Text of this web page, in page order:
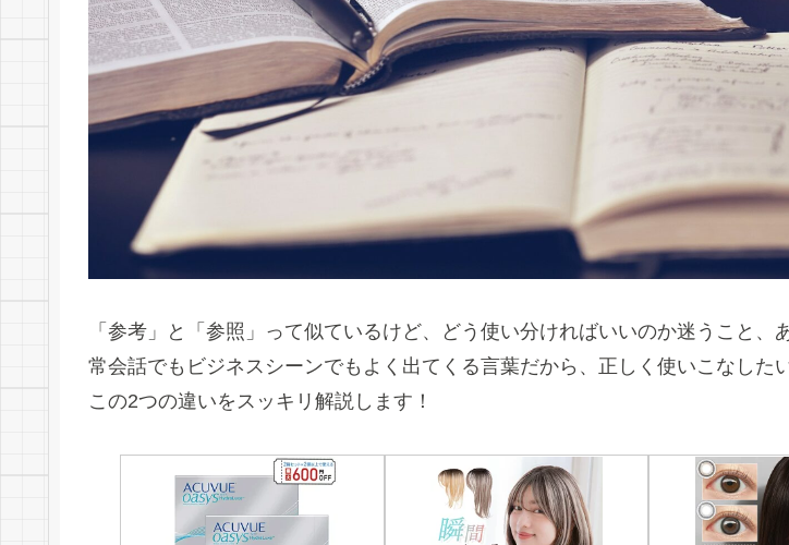
「参考」と「参照」って似ているけど、どう使い分ければいいのか迷うこと、
常会話でもビジネスシーンでもよく出てくる言葉だから、正しく使いこなした
この2つの違いをスッキリ解説します！